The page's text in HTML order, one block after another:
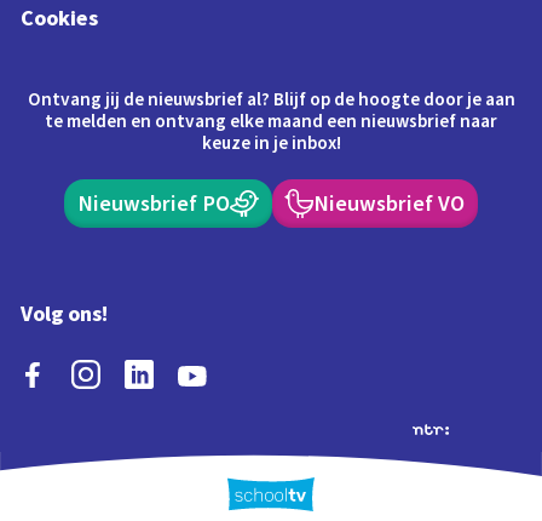
Cookies
Ontvang jij de nieuwsbrief al? Blijf op de hoogte door je aan
te melden en ontvang elke maand een nieuwsbrief naar
keuze in je inbox!
Nieuwsbrief PO Nieuwsbrief VO
Volg ons!